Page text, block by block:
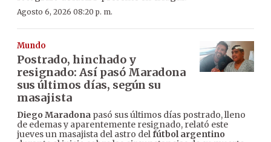
Agosto 6, 2026 08:20 p. m.
Mundo
Postrado, hinchado y
resignado: Así pasó Maradona
sus últimos días, según su
masajista
Diego Maradona pasó sus últimos días postrado, lleno
de edemas y aparentemente resignado, relató este
jueves un masajista del astro delfútbol argentino